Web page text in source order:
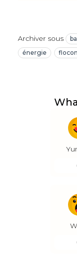
Archiver sous
énergie